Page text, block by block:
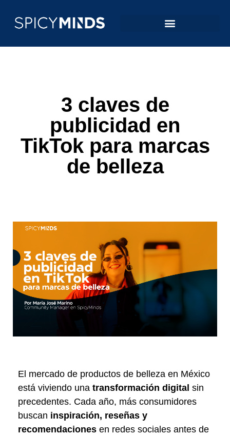
3 claves de
publicidad en
TikTok para marcas
de belleza
El mercado de productos de belleza en México
está viviendo una transformación digital sin
precedentes. Cada año, más consumidores
buscan inspiración, reseñas y
recomendaciones en redes sociales antes de